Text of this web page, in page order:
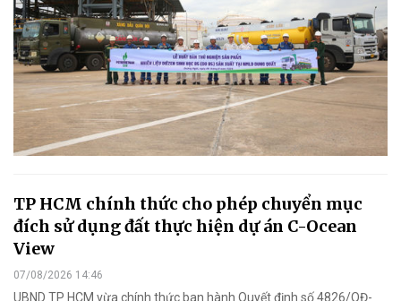
TP HCM chính thức cho phép chuyển mục
đích sử dụng đất thực hiện dự án C-Ocean
View
07/08/2026 14:46
UBND TP HCM vừa chính thức ban hành Quyết định số 4826/QĐ-